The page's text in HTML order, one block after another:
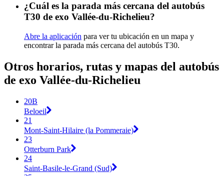
¿Cuál es la parada más cercana del autobús
T30 de exo Vallée-du-Richelieu?
Abre la aplicación para ver tu ubicación en un mapa y
encontrar la parada más cercana del autobús T30.
Otros horarios, rutas y mapas del autobús
de exo Vallée-du-Richelieu
20B
Beloeil
21
Mont-Saint-Hilaire (la Pommeraie)
23
Otterburn Park
24
Saint-Basile-le-Grand (Sud)